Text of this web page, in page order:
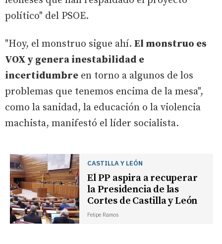
político" del PSOE.
"Hoy, el monstruo sigue ahí. El monstruo es
VOX y genera inestabilidad e
incertidumbre en torno a algunos de los
problemas que tenemos encima de la mesa",
como la sanidad, la educación o la violencia
machista, manifestó el líder socialista.
CASTILLA Y LEÓN
El PP aspira a recuperar
la Presidencia de las
Cortes de Castilla y León
Felipe Ramos